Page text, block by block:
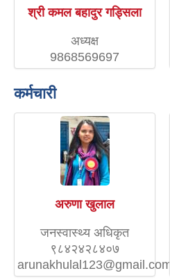
श्री कमल बहादुर गड्सिला
अध्यक्ष
9868569697
कर्मचारी
अरुणा खुलाल
जनस्वास्थ्य अधिकृत
९८४२४२८४०७
arunakhulal123@gmail.com